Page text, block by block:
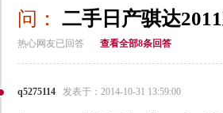
问： 二手日产骐达
热心网友已回答 查看全部8条回答
q5275114 发表于：2014-10-31 13:59:00